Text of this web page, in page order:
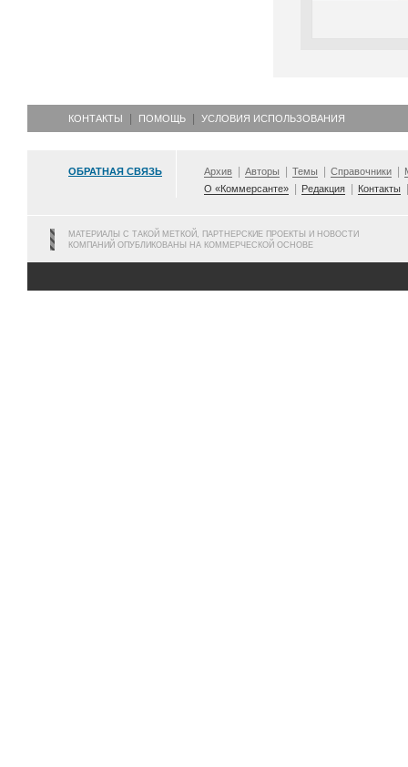
КОНТАКТЫ ПОМОЩЬ УСЛОВИЯ ИСПОЛЬЗОВАНИЯ
ОБРАТНАЯ СВЯЗЬ Архив Авторы Темы Справочники
О «Коммерсанте»
Редакция Контакты
МАТЕРИАЛЫ С ТАКОЙ МЕТКОЙ, ПАРТНЕРСКИЕ ПРОЕКТЫ И НОВОСТИ
КОМПАНИЙ ОПУБЛИКОВАНЫ НА КОММЕРЧЕСКОЙ ОСНОВЕ